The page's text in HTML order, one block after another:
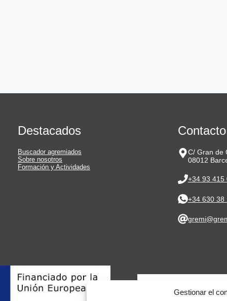
Gestionar el
Destacados
Buscador agremiados
Sobre nosotros
Formación y Actividades
Contacto
C/ Gran de
08012
+34 93 415
+34 630 38